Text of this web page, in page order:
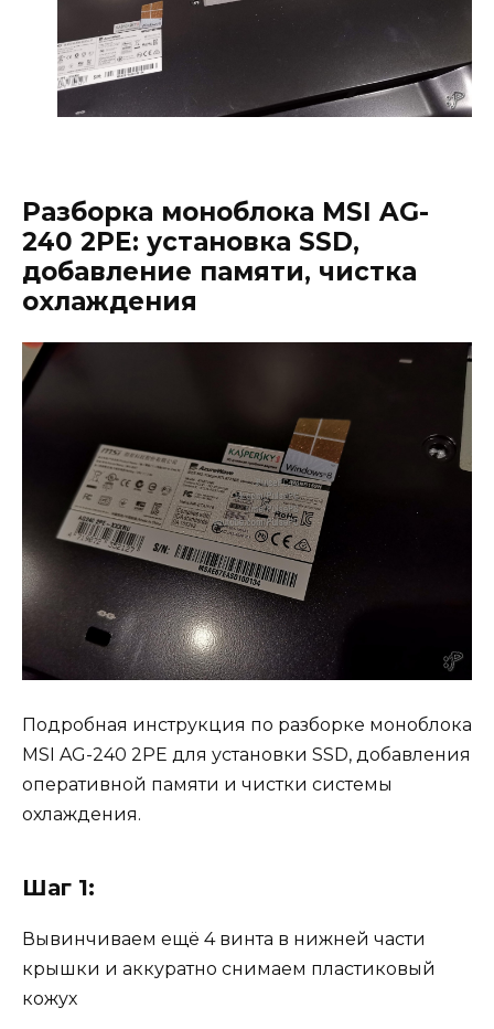
Разборка моноблока MSI AG-
240 2PE: установка SSD,
добавление памяти, чистка
охлаждения
Подробная инструкция по разборке моноблока
MSI AG-240 2PE для установки SSD, добавления
оперативной памяти и чистки системы
охлаждения.
Шаг 1:
Вывинчиваем ещё 4 винта в нижней части
крышки и аккуратно снимаем пластиковый
кожух